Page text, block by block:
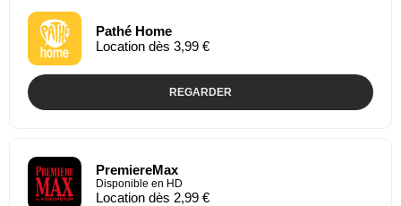
Pathé Home
Location dès 3,99 €
REGARDER
PremiereMax
Disponible en HD
Location dès 2,99 €